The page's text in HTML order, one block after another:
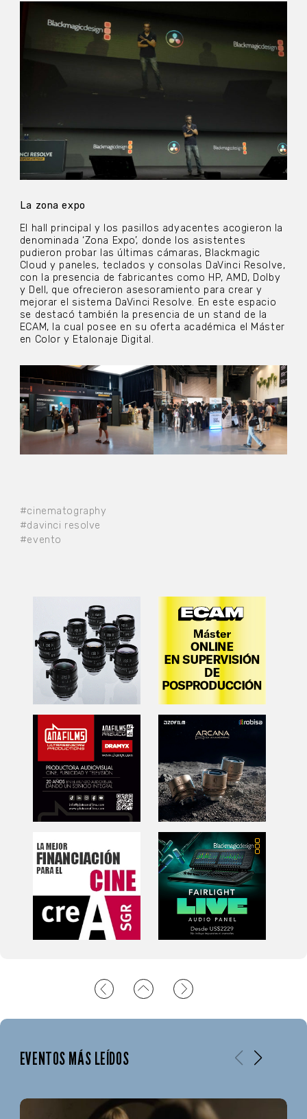
#cinematography
#davinci resolve
#evento
La zona expo
El hall principal y los pasillos adyacentes acogieron la
denominada ‘Zona Expo’, donde los asistentes
pudieron probar las últimas cámaras, Blackmagic
Cloud y paneles, teclados y consolas DaVinci Resolve,
con la presencia de fabricantes como HP, AMD, Dolby
y Dell, que ofrecieron asesoramiento para crear y
mejorar el sistema DaVinci Resolve. En este espacio
se destacó también la presencia de un stand de la
ECAM, la cual posee en su oferta académica el Máster
en Color y Etalonaje Digital.
EVENTOS MÁS LEÍDOS